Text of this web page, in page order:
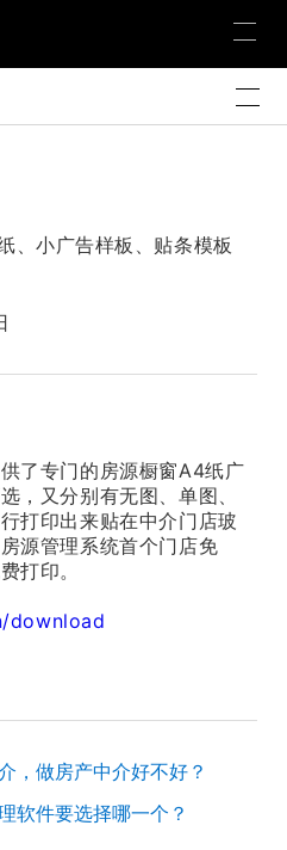
、小广告样板、贴条模板
了专门的房源橱窗A4纸广
，又分别有无图、单图、
打印出来贴在中介门店玻
源管理系统首个门店免
打印。
download
，做房产中介好不好？
软件要选择哪一个？